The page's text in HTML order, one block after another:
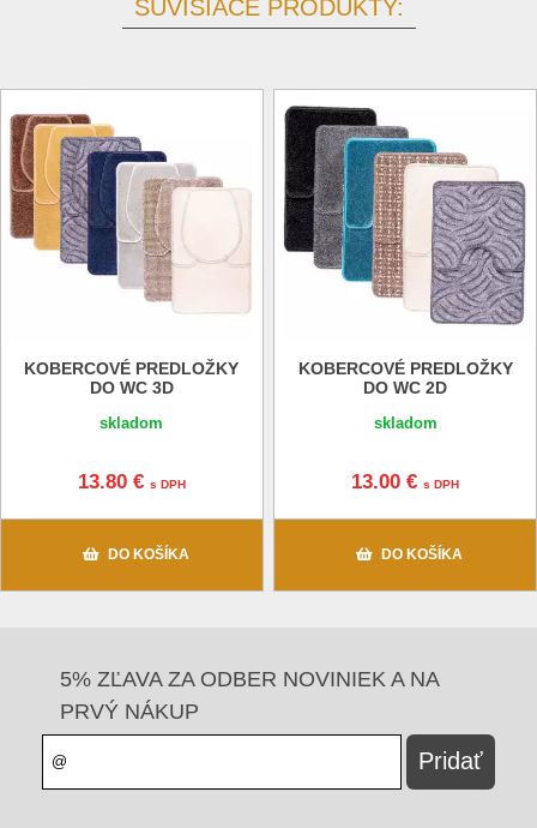
SÚVISIACE PRODUKTY:
KOBERCOVÉ PREDLOŽKY
DO WC 3D
skladom
13.80 € s DPH
DO KOŠÍKA
KOBERCOVÉ PREDLOŽKY
DO WC 2D
skladom
13.00 €s DPH
DO KOŠÍKA
5% ZĽAVA ZA ODBER NOVINIEK A NA
PRVÝ NÁKUP